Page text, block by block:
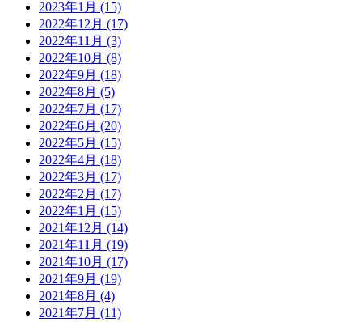
2023年1月 (15)
2022年12月 (17)
2022年11月 (3)
2022年10月 (8)
2022年9月 (18)
2022年8月 (5)
2022年7月 (17)
2022年6月 (20)
2022年5月 (15)
2022年4月 (18)
2022年3月 (17)
2022年2月 (17)
2022年1月 (15)
2021年12月 (14)
2021年11月 (19)
2021年10月 (17)
2021年9月 (19)
2021年8月 (4)
2021年7月 (11)